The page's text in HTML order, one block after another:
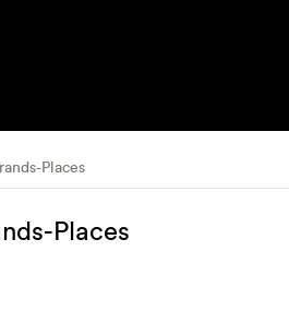
Places
Places